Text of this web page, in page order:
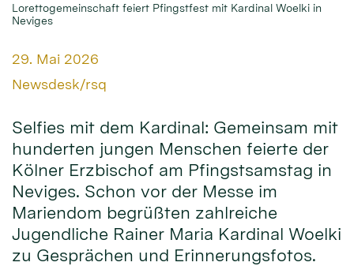
Lorettogemeinschaft feiert Pfingstfest mit Kardinal Woelki in
Neviges
Datum:
29. Mai 2026
Von:
Newsdesk/rsq
Selfies mit dem Kardinal: Gemeinsam mit
hunderten jungen Menschen feierte der
Kölner Erzbischof am Pfingstsamstag in
Neviges. Schon vor der Messe im
Mariendom begrüßten zahlreiche
Jugendliche Rainer Maria Kardinal Woelki
zu Gesprächen und Erinnerungsfotos.